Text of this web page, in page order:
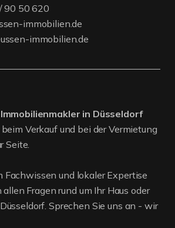
90 50 620
immobilien.de
immobilien.de
Immobilienmakler in Düsseldorf
Verkauf und bei der Vermietung
Seite.
Fachwissen und lokaler Expertise
Fragen rund um Ihr Haus oder
Sprechen Sie uns an - wir